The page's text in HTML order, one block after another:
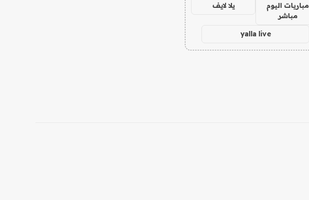
مباريات اليوم
مباشر
يلا لايف
yalla live